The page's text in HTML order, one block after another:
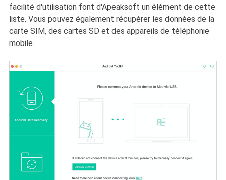
facilité d'utilisation font d'Apeaksoft un élément de cette
liste. Vous pouvez également récupérer les données de la
carte SIM, des cartes SD et des appareils de téléphonie
mobile.